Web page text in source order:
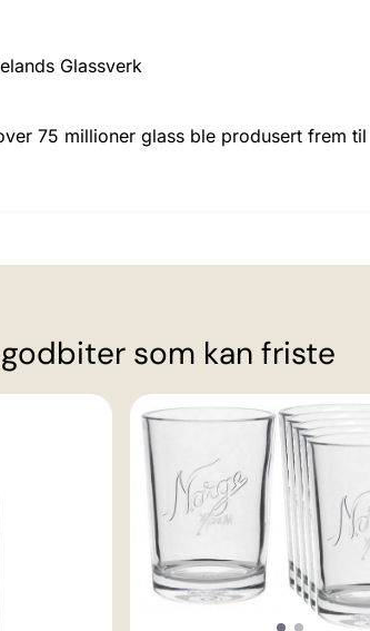
Glassverk
75 millioner glass ble produsert frem
som kan friste